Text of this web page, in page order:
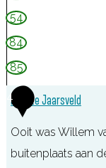
s
i
r
a
i
e
54
84
85
4Huis te Jaarsveld
Ooit was Willem
buitenplaats aan